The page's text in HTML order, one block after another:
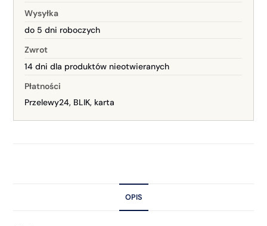
Wysyłka
do 5 dni roboczych
Zwrot
14 dni dla produktów nieotwieranych
Płatności
Przelewy24, BLIK, karta
OPIS